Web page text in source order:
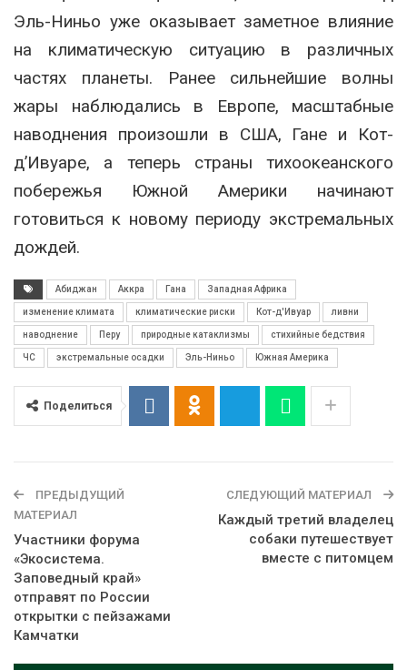
Эль-Ниньо уже оказывает заметное влияние
на климатическую ситуацию в различных
частях планеты. Ранее сильнейшие волны
жары наблюдались в Европе, масштабные
наводнения произошли в США, Гане и Кот-
д’Ивуаре, а теперь страны тихоокеанского
побережья Южной Америки начинают
готовиться к новому периоду экстремальных
дождей.
Абиджан Аккра Гана Западная Африка
изменение климата климатические риски Кот-д'Ивуар ливни
наводнение Перу природные катаклизмы стихийные бедствия
ЧС экстремальные осадки Эль-Ниньо Южная Америка
Поделиться
ПРЕДЫДУЩИЙ
МАТЕРИАЛ
Участники форума
«Экосистема.
Заповедный край»
отправят по России
открытки с пейзажами
Камчатки
СЛЕДУЮЩИЙ МАТЕРИАЛ
Каждый третий владелец
собаки путешествует
вместе с питомцем